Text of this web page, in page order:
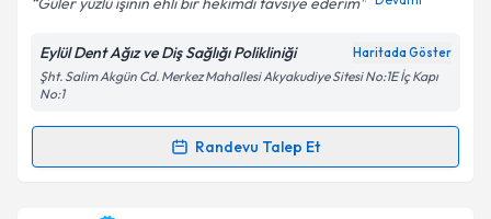
Kişisel verilerimin işlenmesine ilişkinAydınlatma
kapsamda işlenmesini kabul ediyorum.
Eylül Dent Ağız ve Diş Sağlığı Polikliniği Haritada Göster
Şht. Salim Akgün Cd. Merkez Mahallesi Akyakudiye Sitesi No:1E İç Kapı
No:1
Randevu Talep Et
Randevu Takvimi Talebi